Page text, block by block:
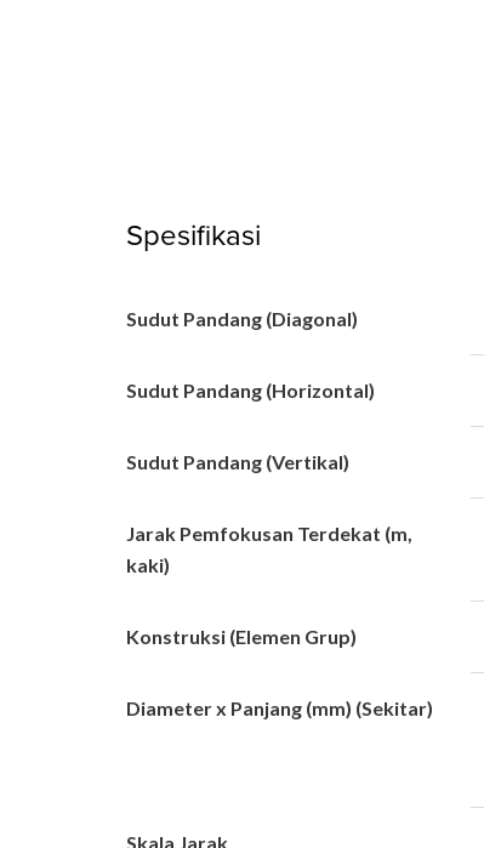
Spesifikasi
Sudut Pandang (Diagonal)
Sudut Pandang (Horizontal)
Sudut Pandang (Vertikal)
Jarak Pemfokusan Terdekat (m,
kaki)
Konstruksi (Elemen Grup)
Diameter x Panjang (mm) (Sekitar)
Skala Jarak